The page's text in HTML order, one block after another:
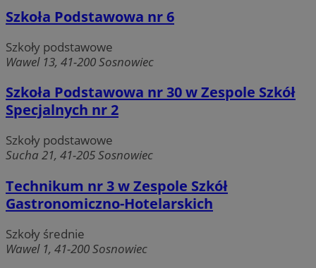
Szkoła Podstawowa nr 6
Szkoły podstawowe
Wawel 13, 41-200 Sosnowiec
Szkoła Podstawowa nr 30 w Zespole Szkół
Specjalnych nr 2
Szkoły podstawowe
Sucha 21, 41-205 Sosnowiec
Technikum nr 3 w Zespole Szkół
Gastronomiczno-Hotelarskich
Szkoły średnie
Wawel 1, 41-200 Sosnowiec